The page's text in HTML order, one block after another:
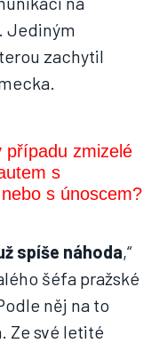
Jediným
zachytil
případu zmizelé
s
s únoscem?
spíše náhoda,“
šéfa pražské
něj na to
Ze své letité